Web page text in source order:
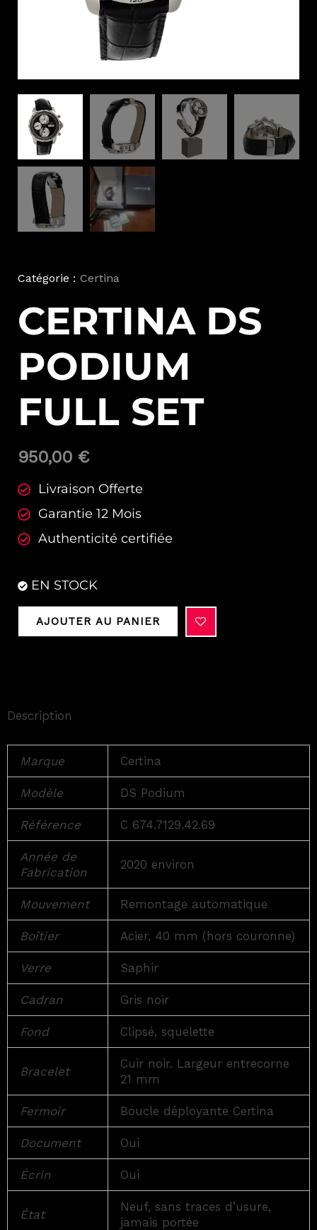
Catégorie : Certina
CERTINA DS
PODIUM
FULL SET
950,00 €
Livraison Offerte
Garantie 12 Mois
Authenticité certifiée
EN STOCK
AJOUTER AU PANIER
Description
Marque Certina
Modèle DS Podium
Référence C 674.7129.42.69
Année de
Fabrication
2020 environ
Mouvement Remontage automatique
Boîtier Acier, 40 mm (hors couronne)
Verre Saphir
Cadran Gris noir
Fond Clipsé, squelette
Bracelet
Cuir noir. Largeur entrecorne
21 mm
Fermoir Boucle déployante Certina
Document Oui
Écrin Oui
État
Neuf, sans traces d’usure,
jamais portée